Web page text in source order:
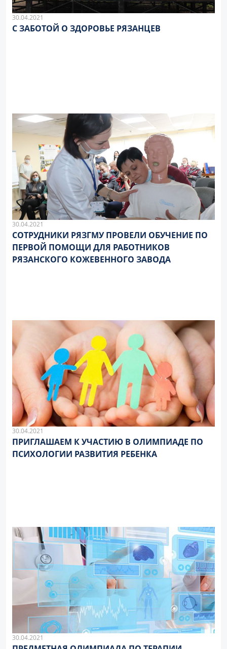
30.04.2021
С ЗАБОТОЙ О ЗДОРОВЬЕ РЯЗАНЦЕВ
30.04.2021
СОТРУДНИКИ РЯЗГМУ ПРОВЕЛИ ОБУЧЕНИЕ ПО
ПЕРВОЙ ПОМОЩИ ДЛЯ РАБОТНИКОВ
РЯЗАНСКОГО КОЖЕВЕННОГО ЗАВОДА
30.04.2021
ПРИГЛАШАЕМ К УЧАСТИЮ В ОЛИМПИАДЕ ПО
ПСИХОЛОГИИ РАЗВИТИЯ РЕБЕНКА
30.04.2021